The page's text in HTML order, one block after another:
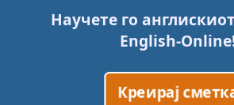
Научете го
English-Online
Креирај